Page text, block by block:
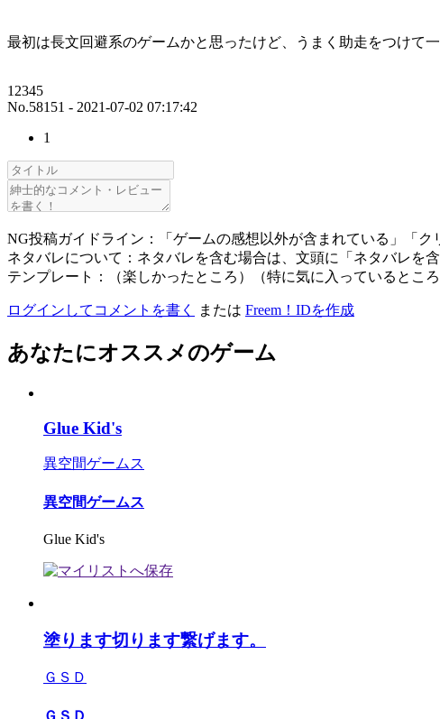
最初は長文回避系のゲームかと思ったけど、うまく助走をつけて
12345
No.58151 - 2021-07-02 07:17:42
1
NG投稿ガイドライン：「ゲームの感想以外が含まれている」「ク
ネタバレについて：ネタバレを含む場合は、文頭に「ネタバレを
テンプレート：（楽しかったところ）（特に気に入っているとこ
ログインしてコメントを書く または Freem！IDを作成
あなたにオススメのゲーム
Glue Kid's
異空間ゲームス
異空間ゲームス
Glue Kid's
塗ります切ります繋げます。
ＧＳＤ
ＧＳＤ